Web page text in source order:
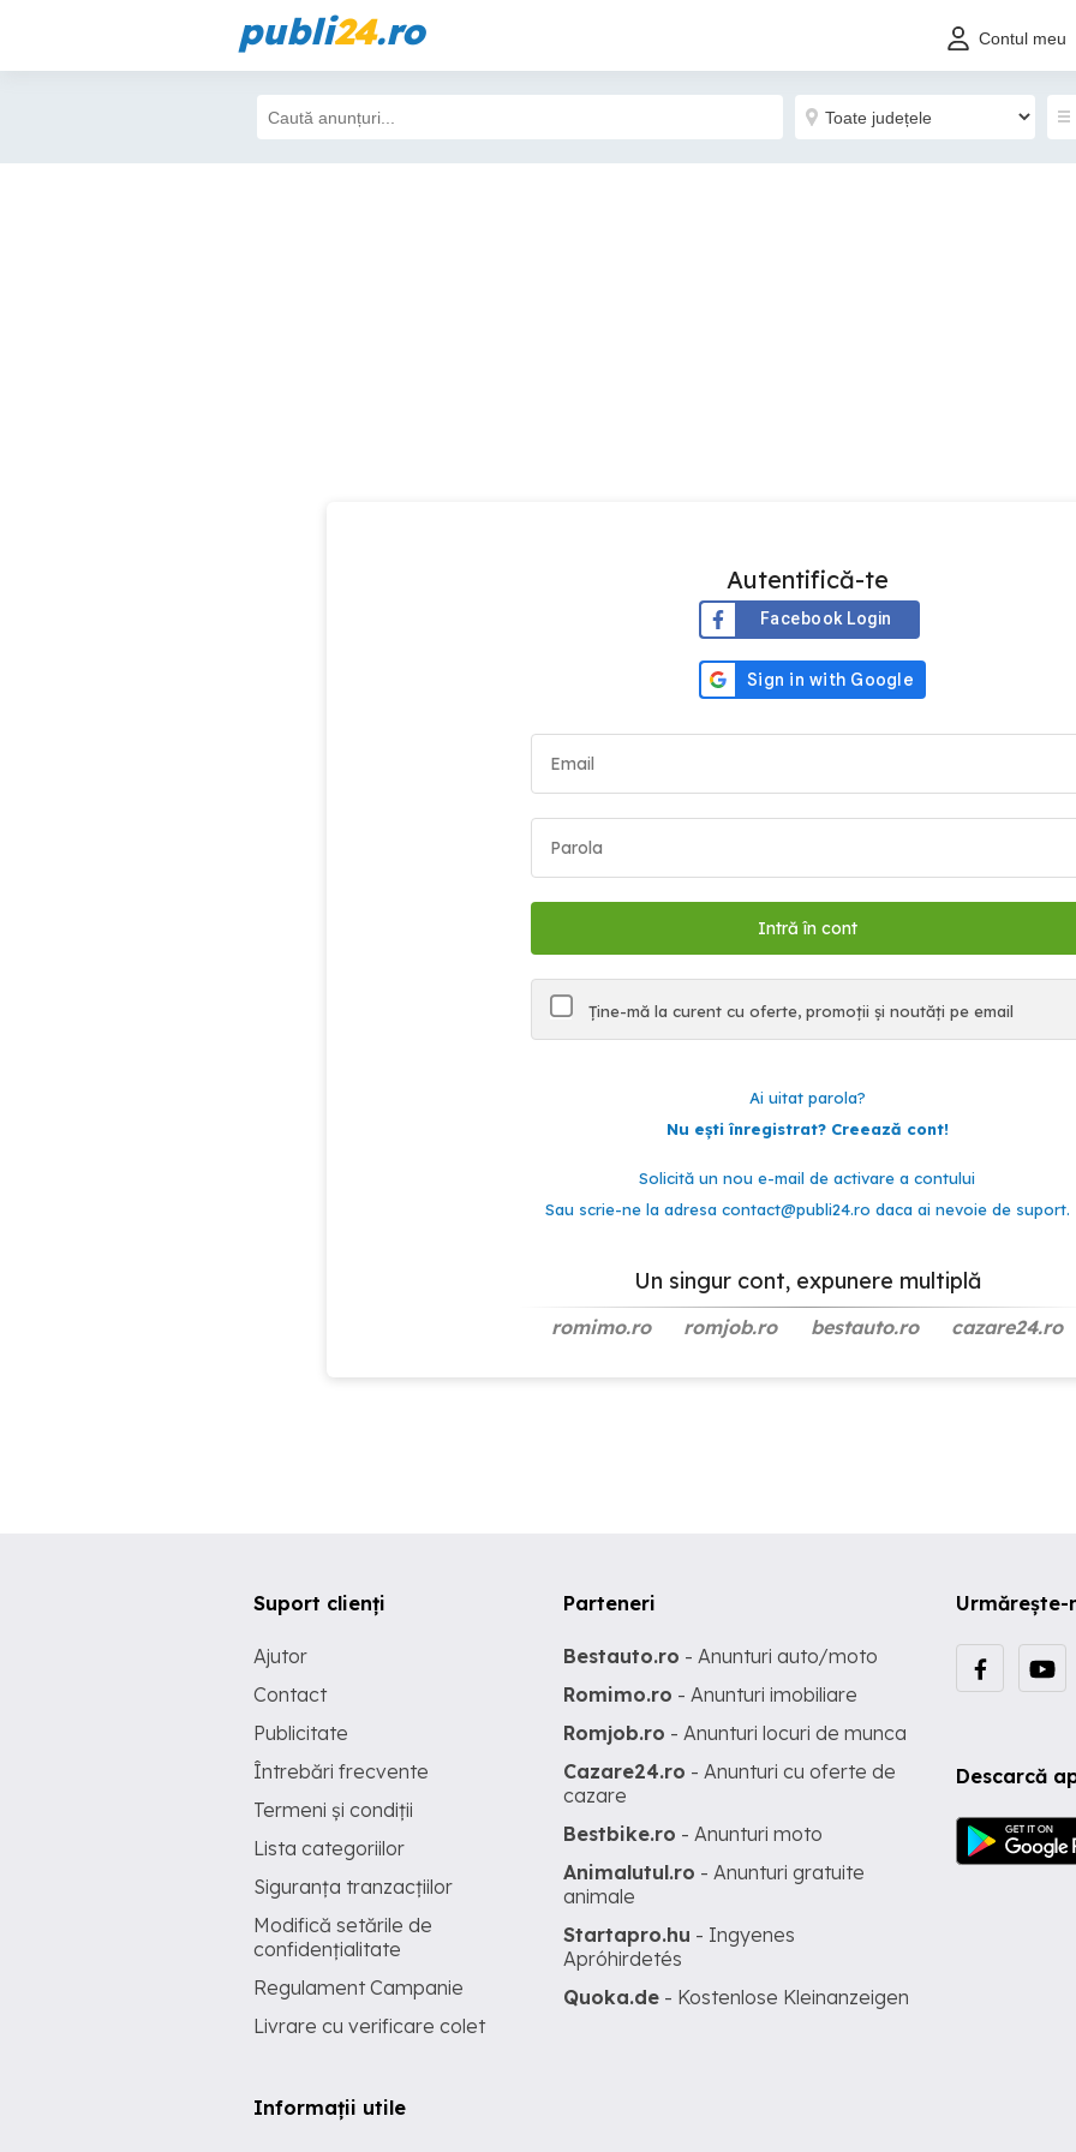
publi24.ro Contul meu
Autentifică-te
Facebook Login
Ține-mă la curent cu oferte, promoții și noutăți pe email
Ai uitat parola?
Nu ești înregistrat? Creează cont!
Solicită un nou e-mail de activare a contului
Sau scrie-ne la adresa contact@publi24.ro daca ai nevoie de suport.
Un singur cont, expunere multiplă
romimo.ro romjob.ro bestauto.ro cazare24.ro
Urmărește-
Descarcă
Suport clienți
Ajutor
Contact
Publicitate
Întrebări frecvente
Termeni și condiții
Lista categoriilor
Siguranța tranzacțiilor
Modifică setările de
confidențialitate
Regulament Campanie
Livrare cu verificare colet
Informații utile
Parteneri
Bestauto.ro - Anunturi auto/moto
Romimo.ro - Anunturi imobiliare
Romjob.ro - Anunturi locuri de munca
Cazare24.ro - Anunturi cu oferte de
cazare
Bestbike.ro - Anunturi moto
Animalutul.ro - Anunturi gratuite
animale
Startapro.hu - Ingyenes
Apróhirdetés
Quoka.de - Kostenlose Kleinanzeigen